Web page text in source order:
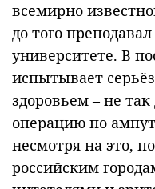
всемирно
до того
университете. В
испытывает
здоровьем – не
операцию по
несмотря на это,
российским